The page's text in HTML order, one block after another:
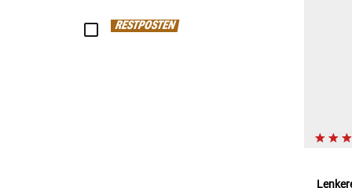
RESTPOSTEN